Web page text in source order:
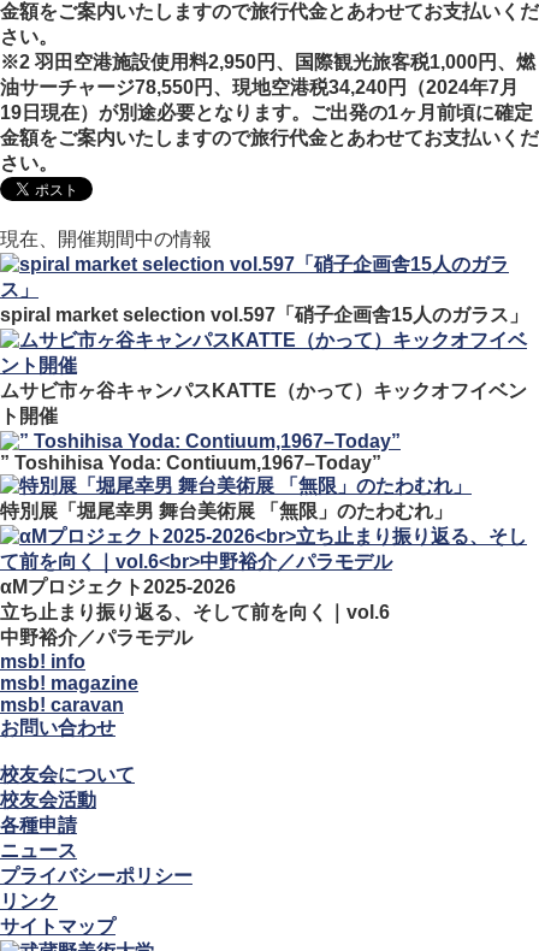
金額をご案内いたしますので旅行代金とあわせてお支払いくだ
さい。
※2 羽田空港施設使用料2,950円、国際観光旅客税1,000円、燃
油サーチャージ78,550円、現地空港税34,240円（2024年7月
19日現在）が別途必要となります。ご出発の1ヶ月前頃に確定
金額をご案内いたしますので旅行代金とあわせてお支払いくだ
さい。
現在、開催期間中の情報
spiral market selection vol.597「硝子企画舎15人のガラス」
ムサビ市ヶ谷キャンパスKATTE（かって）キックオフイベン
ト開催
” Toshihisa Yoda: Contiuum,1967–Today”
特別展「堀尾幸男 舞台美術展 「無限」のたわむれ」
αMプロジェクト2025-2026
立ち止まり振り返る、そして前を向く｜vol.6
中野裕介／パラモデル
msb! info
msb! magazine
msb! caravan
お問い合わせ
校友会について
校友会活動
各種申請
ニュース
プライバシーポリシー
リンク
サイトマップ